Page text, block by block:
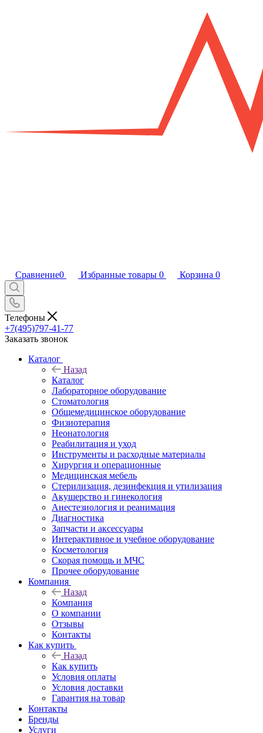
Сравнение0 Избранные товары 0 Корзина 0
Телефоны
+7(495)797-41-77
Заказать звонок
Каталог
Назад
Каталог
Лабораторное оборудование
Стоматология
Общемедицинское оборудование
Физиотерапия
Неонатология
Реабилитация и уход
Инструменты и расходные материалы
Хирургия и операционные
Медицинская мебель
Стерилизация, дезинфекция и утилизация
Акушерство и гинекология
Анестезиология и реанимация
Диагностика
Запчасти и аксессуары
Интерактивное и учебное оборудование
Косметология
Скорая помощь и МЧС
Прочее оборудование
Компания
Назад
Компания
О компании
Отзывы
Контакты
Как купить
Назад
Как купить
Условия оплаты
Условия доставки
Гарантия на товар
Контакты
Бренды
Услуги